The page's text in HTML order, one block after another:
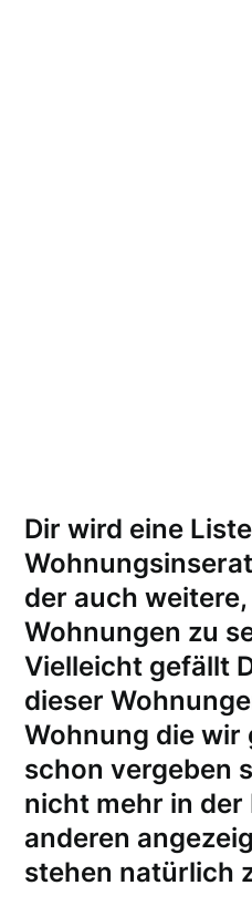
Dir wird eine
der auch
Wohnungen zu
Vielleicht gefällt
dieser
Wohnung die wir
schon vergeben
nicht mehr in der
anderen
stehen natürlich